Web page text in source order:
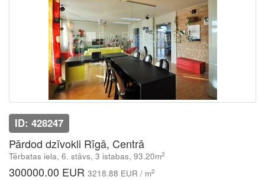
ID: 428247
Pārdod dzīvokli Rīgā, Centrā
Tērbatas iela, 6. stāvs, 3 istabas, 93.20m2
300000.00 EUR 3218.88 EUR / m2